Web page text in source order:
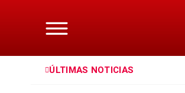
ÚLTIMAS NOTICIAS